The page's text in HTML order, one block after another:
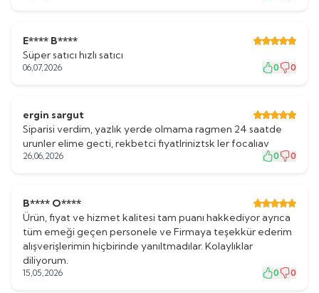
E**** B****
Süper satıcı hızlı satıcı
06,07,2026 0 0
ergin sargut
Siparisi verdim, yazlık yerde olmama ragmen 24 saatde
urunler elime gecti, rekbetci fiyatlriniztsk ler focalıav
26,06,2026 0 0
B**** O****
Ürün, fiyat ve hizmet kalitesi tam puanı hakkediyor ayrıca
tüm emeği geçen personele ve Firmaya teşekkür ederim
alışverişlerimin hiçbirinde yanıltmadılar. Kolaylıklar
diliyorum.
15,05,2026 0 0